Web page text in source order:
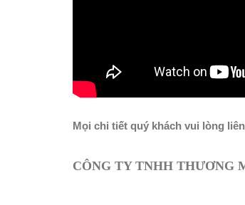
Mọi chi tiết quý khách vui lòng
CÔNG TY TNHH THƯƠNG